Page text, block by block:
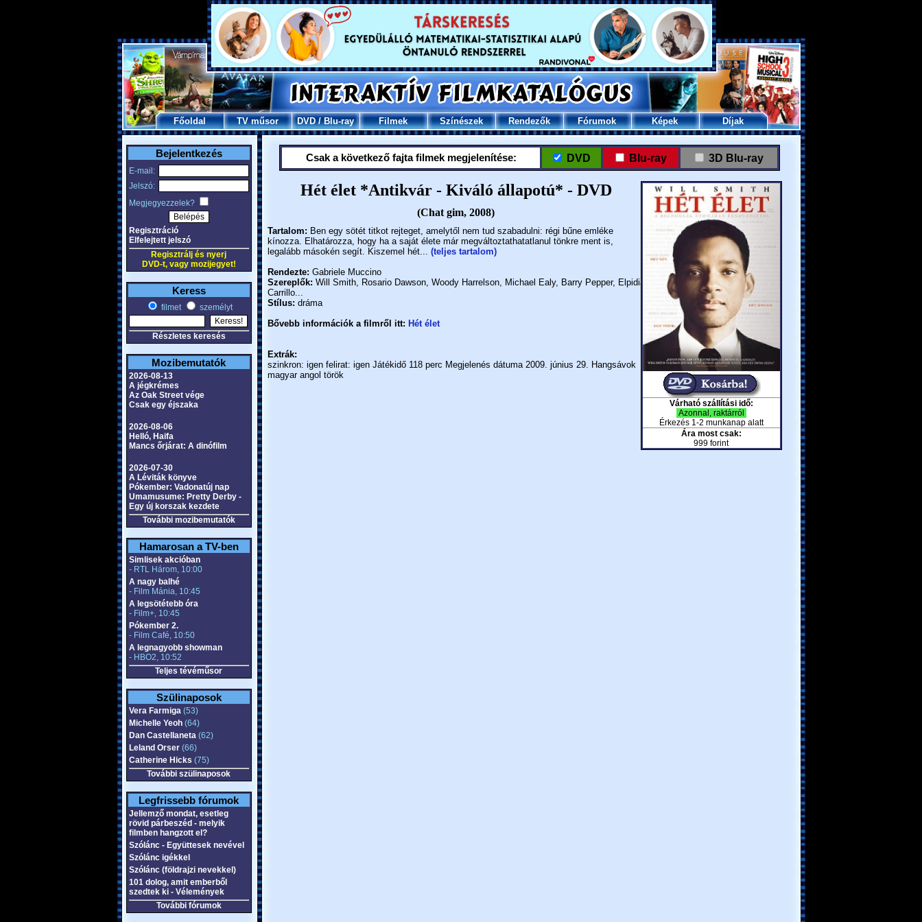
Főoldal TV műsor DVD/Blu-ray Filmek Színészek Rendezők Fórumok Képek Díjak
Bejelentkezés
E-mail:
Jelszó:
Megjegyezzelek?
Regisztráció
Elfelejtett jelszó
Regisztrálj és nyerj
DVD-t, vagy mozijegyet!
Keress
filmet személyt
Részletes keresés
Mozibemutatók
2026-08-13
A jégkrémes
Az Oak Street vége
Csak egy éjszaka
2026-08-06
Helló, Haifa
Mancs őrjárat: A dinófilm
2026-07-30
A Léviták könyve
Pókember: Vadonatúj nap
Umamusume: Pretty Derby -
Egy új korszak kezdete
További mozibemutatók
Hamarosan a TV-ben
Simlisek akcióban
- RTL Három, 10:00
A nagy balhé
- Film Mánia, 10:45
A legsötétebb óra
- Film+, 10:45
Pókember 2.
- Film Café, 10:50
A legnagyobb showman
- HBO2, 10:52
Teljes tévéműsor
Szülinaposok
Vera Farmiga(53)
Michelle Yeoh(64)
Dan Castellaneta(62)
Leland Orser(66)
Catherine Hicks (75)
További szülinaposok
Legfrissebb fórumok
Jellemző mondat, esetleg
rövid párbeszéd - melyik
filmben hangzott el?
Szólánc - Együttesek nevével
Szólánc igékkel
Szólánc (földrajzi nevekkel)
101 dolog, amit emberből
szedtek ki - Vélemények
További fórumok
Csak a következő fajta filmek megjelenítése: DVD Blu-ray 3D Blu-ray
Hét élet *Antikvár - Kiváló állapotú* - DVD
(Chat gim, 2008)
Tartalom: Ben egy sötét titkot rejteget, amelytől nem tud szabadulni: régi bűne emléke
kínozza. Elhatározza, hogy ha a saját élete már megváltoztathatatlanul tönkre ment is,
legalább másokén segít. Kiszemel hét... (teljes tartalom)
Rendezte: Gabriele Muccino
Szereplők: Will Smith, Rosario Dawson, Woody Harrelson, Michael Ealy, Barry Pepper, Elpidia
Carrillo...
Stílus: dráma
Bővebb információk a filmről itt: Hét élet
Extrák:
szinkron: igen felirat: igen Játékidő 118 perc Megjelenés dátuma 2009. június 29. Hangsávok
magyar angol török
Várható szállítási idő:
Azonnal, raktárról
Érkezés 1-2 munkanap alatt
Ára most csak:
999 forint